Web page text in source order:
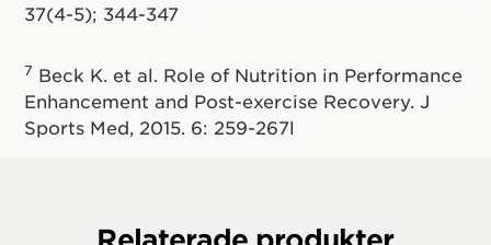
37(4-5); 344-347
7 Beck K. et al. Role of Nutrition in Performance
Enhancement and Post-exercise Recovery. J
Sports Med, 2015. 6: 259-267l